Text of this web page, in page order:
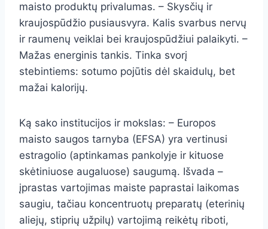
maisto produktų privalumas. – Skysčių ir
kraujospūdžio pusiausvyra. Kalis svarbus nervų
ir raumenų veiklai bei kraujospūdžiui palaikyti. –
Mažas energinis tankis. Tinka svorį
stebintiems: sotumo pojūtis dėl skaidulų, bet
mažai kalorijų.
Ką sako institucijos ir mokslas: – Europos
maisto saugos tarnyba (EFSA) yra vertinusi
estragolio (aptinkamas pankolyje ir kituose
skėtiniuose augaluose) saugumą. Išvada –
įprastas vartojimas maiste paprastai laikomas
saugiu, tačiau koncentruotų preparatų (eterinių
aliejų, stiprių užpilų) vartojimą reikėtų riboti,